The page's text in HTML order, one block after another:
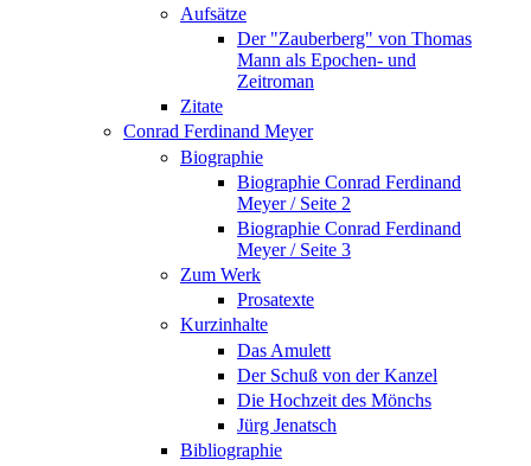
Aufsätze
Der "Zauberberg" von Thomas
Mann als Epochen- und
Zeitroman
Zitate
Conrad Ferdinand Meyer
Biographie
Biographie Conrad Ferdinand
Meyer / Seite 2
Biographie Conrad Ferdinand
Meyer / Seite 3
Zum Werk
Prosatexte
Kurzinhalte
Das Amulett
Der Schuß von der Kanzel
Die Hochzeit des Mönchs
Jürg Jenatsch
Bibliographie